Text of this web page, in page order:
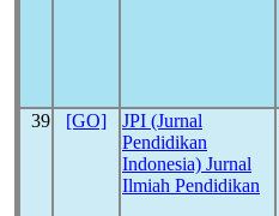
39 [GO]
JPI (Jurnal
Pendidikan
Indonesia) Jurnal
Ilmiah Pendidikan